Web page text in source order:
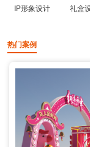
IP形象设计 礼盒
热门案例